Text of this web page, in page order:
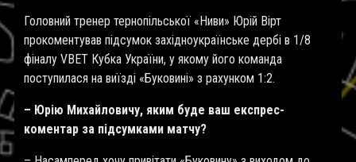
Головний тренер тернопільської «Ниви» Юрій Вірт
прокоментував підсумок західноукраїнське дербі в 1/8
фіналу VBET Кубка України, у якому його команда
поступилася на виїзді «Буковині» з рахунком 1:2.
– Юрію Михайловичу, яким буде ваш експрес-
коментар за підсумками матчу?